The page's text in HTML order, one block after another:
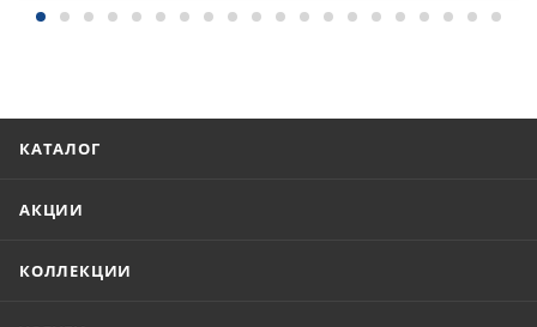
КАТАЛОГ
АКЦИИ
КОЛЛЕКЦИИ